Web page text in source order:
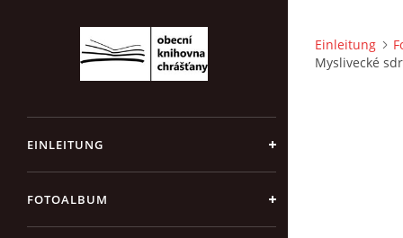
EINLEITUNG
FOTOALBUM
Einleitung
Myslivecké